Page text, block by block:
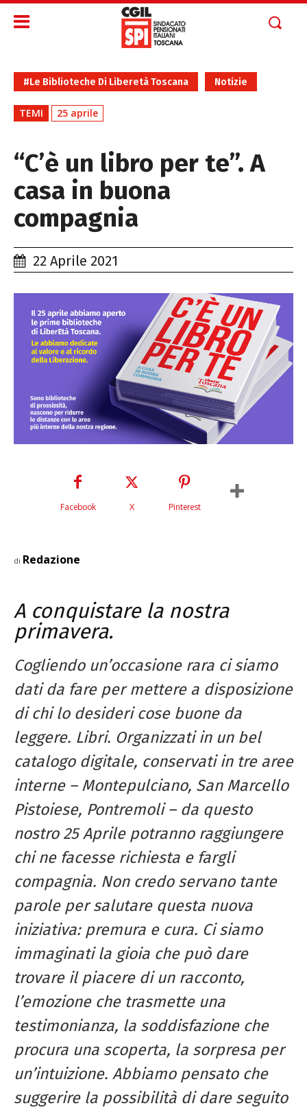
#Le Biblioteche Di Liberetà Toscana Notizie
TEMI 25 aprile
“C’è un libro per te”. A
casa in buona
compagnia
22 Aprile 2021
Facebook X Pinterest
di Redazione
A conquistare la nostra
primavera.
Cogliendo un’occasione rara ci siamo
dati da fare per mettere a disposizione
di chi lo desideri cose buone da
leggere. Libri. Organizzati in un bel
catalogo digitale, conservati in tre aree
interne – Montepulciano, San Marcello
Pistoiese, Pontremoli – da questo
nostro 25 Aprile potranno raggiungere
chi ne facesse richiesta e fargli
compagnia. Non credo servano tante
parole per salutare questa nuova
iniziativa: premura e cura. Ci siamo
immaginati la gioia che può dare
trovare il piacere di un racconto,
l’emozione che trasmette una
testimonianza, la soddisfazione che
procura una scoperta, la sorpresa per
un’intuizione. Abbiamo pensato che
suggerire la possibilità di dare seguito